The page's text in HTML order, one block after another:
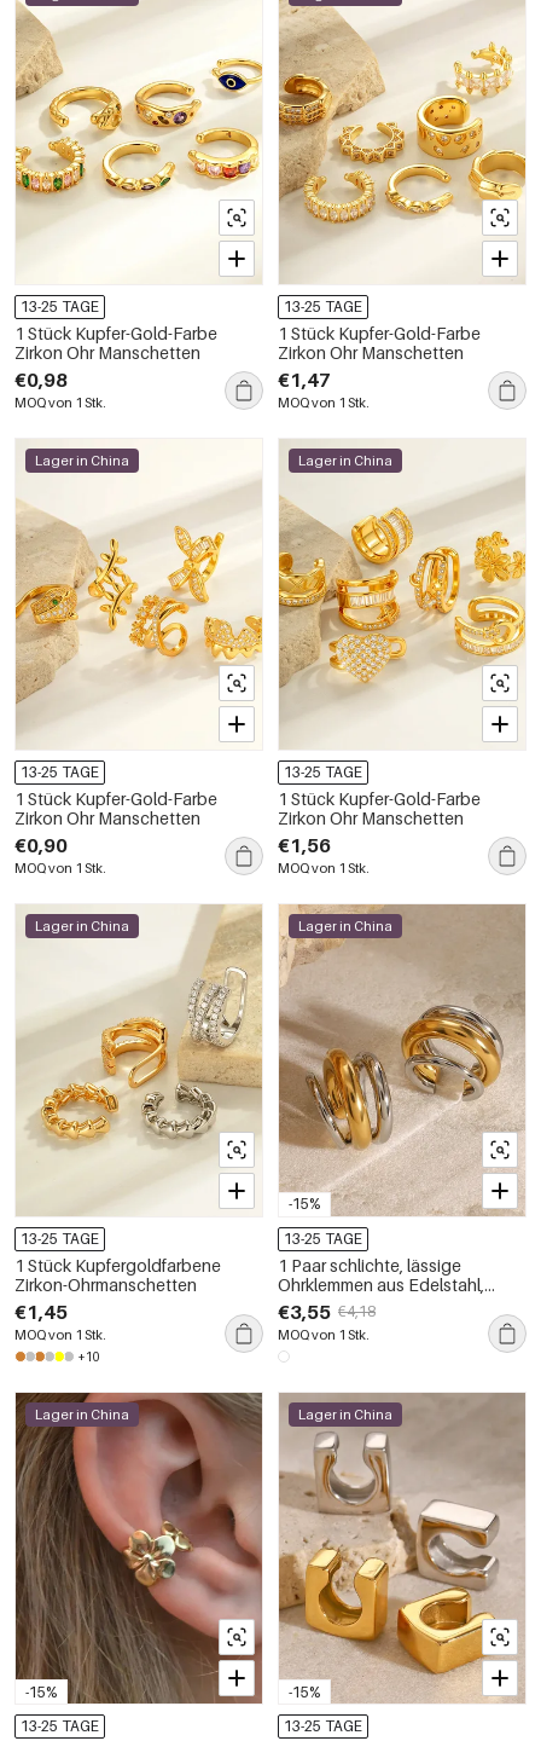
13-25 TAGE
1 Stück Kupfer-Gold-Farbe
Zirkon Ohr Manschetten
€0,98
MOQ von 1 Stk.
13-25 TAGE
1 Stück Kupfer-Gold-Farbe
Zirkon Ohr Manschetten
€1,47
MOQ von 1 Stk.
Lager in China
13-25 TAGE
1 Stück Kupfer-Gold-Farbe
Zirkon Ohr Manschetten
€0,90
MOQ von 1 Stk.
Lager in China
13-25 TAGE
1 Stück Kupfer-Gold-Farbe
Zirkon Ohr Manschetten
€1,56
MOQ von 1 Stk.
Lager in China
13-25 TAGE
1 Stück Kupfergoldfarbene
Zirkon-Ohrmanschetten
€1,45
MOQ von 1 Stk.
+10
-15%
Lager in China
13-25 TAGE
1 Paar schlichte, lässige
Ohrklemmen aus Edelstahl,
goldplattiert, im Patchwork-Stil
für Damen
€3,55 €4,18
MOQ von 1 Stk.
-15%
Lager in China
13-25 TAGE
-15%
Lager in China
13-25 TAGE